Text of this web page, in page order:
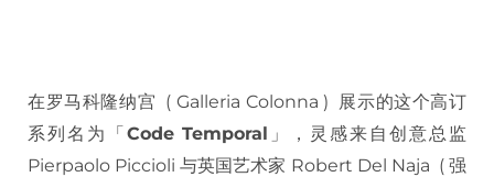
在罗马科隆纳宫 ( Galleria Colonna ) 展示的这个高订
系列名为「Code Temporal 」，灵感来自创意总监
Pierpaolo Piccioli 与英国艺术家 Robert Del Naja ( 强